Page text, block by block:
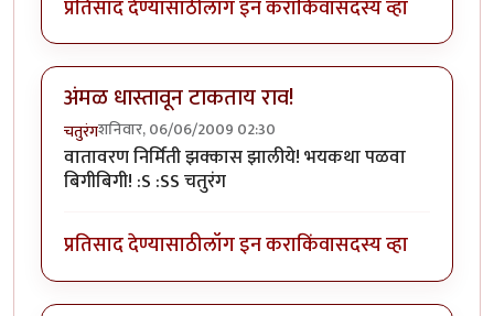
प्रतिसाद देण्यासाठीलॉग इन कराकिंवासदस्य व्हा
अंमळ धास्तावून टाकताय राव!
चतुरंगशनिवार, 06/06/2009 02:30
वातावरण निर्मिती झक्कास झालीये! भयकथा पळवा
बिगीबिगी! :S :SS चतुरंग
प्रतिसाद देण्यासाठीलॉग इन कराकिंवासदस्य व्हा